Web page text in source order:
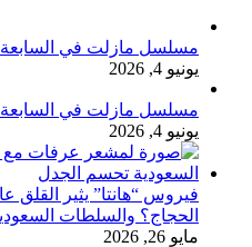
مسلسل مازلت في السابعة عشر
يونيو 4, 2026
مسلسل مازلت في
يونيو 4, 2026
فيروس “هانتا” يثير القلق
الحجاج؟ والسلطات
مايو 26, 2026